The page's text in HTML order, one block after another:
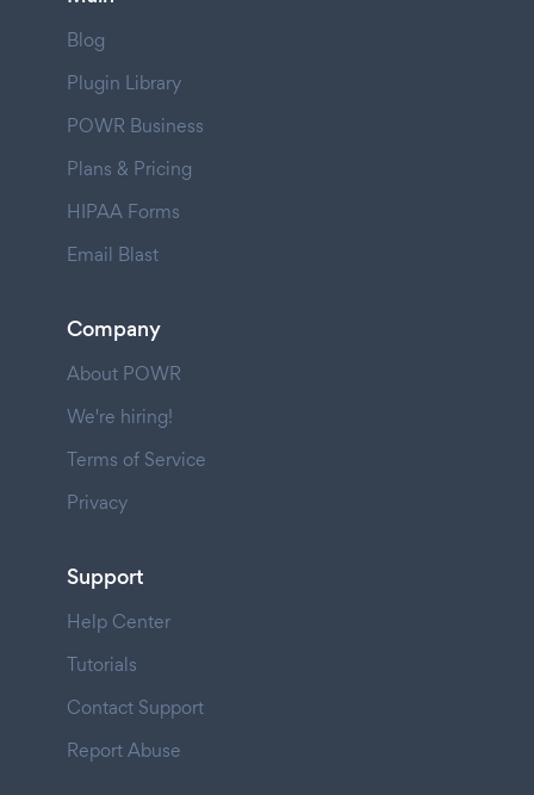
Blog
Plugin Library
POWR Business
Plans & Pricing
HIPAA Forms
Email Blast
Company
About POWR
We're hiring!
Terms of Service
Privacy
Support
Help Center
Tutorials
Contact Support
Report Abuse